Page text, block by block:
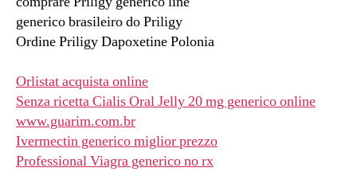
generico brasileiro do Priligy
Ordine Priligy Dapoxetine Polonia
Orlistat acquista online
Senza ricetta Cialis Oral Jelly 20 mg generico online
www.guarim.com.br
Ivermectin generico miglior prezzo
Professional Viagra generico no rx